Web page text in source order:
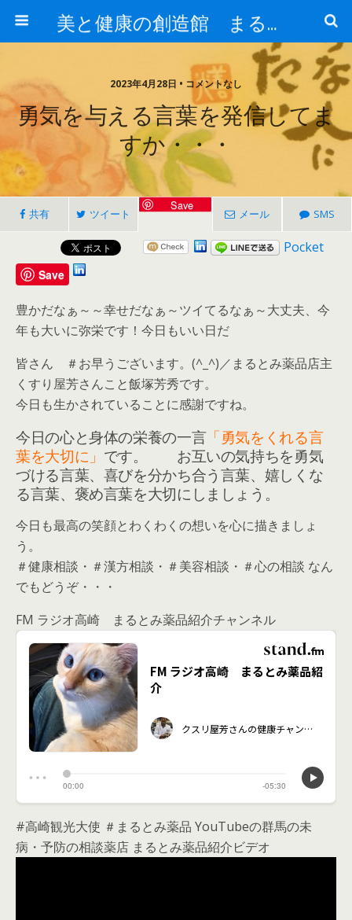
美と健康の創造館 まるとみ薬品 ぐんまの薬屋 芳さんのブログ
2023年4月28日 • コメントなし
勇気を与える言葉を発信してま
すか・・・
共有 ツイート
Save
メール SMS
Pocket
Save
豊かだなぁ～～幸せだなぁ～ツイてるなぁ～大丈夫、今
年も大いに弥栄です！今日もいい日だ
皆さん ＃お早うございます。(^_^)／まるとみ薬品店主
くすり屋芳さんこと飯塚芳秀です。
今日も生かされていることに感謝ですね。
今日の心と身体の栄養の一言「勇気をくれる言
葉を大切に」 です。 お互いの気持ちを勇気
づける言葉、喜びを分かち合う言葉、嬉しくな
る言葉、褒め言葉を大切にしましょう。
今日も最高の笑顔とわくわくの想いを心に描きましょ
う。
＃健康相談・＃漢方相談・＃美容相談・＃心の相談 なん
でもどうぞ・・・
FM ラジオ高崎 まるとみ薬品紹介チャンネル
#高崎観光大使 ＃まるとみ薬品 YouTubeの群馬の未
病・予防の相談薬店 まるとみ薬品紹介ビデオ